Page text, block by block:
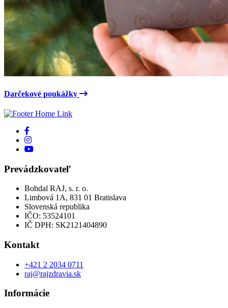
Darčekové poukážky
Prevádzkovateľ
Bohdal RAJ, s. r. o.
Limbová 1A, 831 01 Bratislava
Slovenská republika
IČO: 53524101
IČ DPH: SK2121404890
Kontakt
+421 2 2034 0711
raj@rajzdravia.sk
Informácie